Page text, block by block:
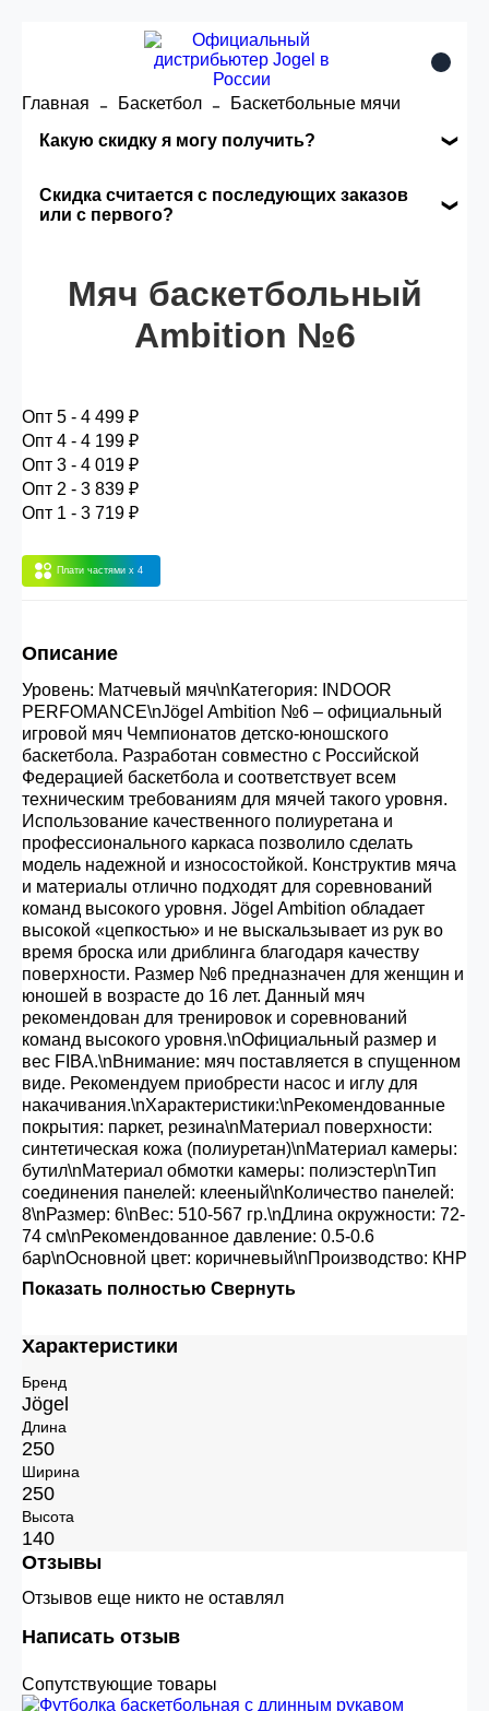
Главная Баскетбол
Баскетбольные мячи
Какую скидку я могу получить?
заказа, общая сумма заказа считается по
розничной цене
Опт 4(30%) -
30.000 рублей.
Опт 3(33%)
200.000 рублей.
Опт 1(38%) -сумма всех заказов за 6 месяцев -
400.000 рублей.
Скидка считается с последующих заказов
или с первого?
автоматически активизируется в корзине вашего
заказа.
Мяч баскетбольный
Ambition №6
Опт 5 - 4 499 ₽
Опт 4 - 4 199 ₽
Опт 3 - 4 019 ₽
Опт 2 - 3 839 ₽
Опт 1 - 3 719 ₽
Плати частями x 4
Описание
Уровень: Матчевый мяч\nКатегория: INDOOR
PERFOMANCE\nJögel Ambition №6 – официальный
игровой мяч Чемпионатов детско-юношского
баскетбола. Разработан совместно с Российской
Федерацией баскетбола и соответствует всем
техническим требованиям для мячей такого уровня.
Использование качественного полиуретана и
профессионального каркаса позволило сделать
модель надежной и износостойкой. Конструктив мяча
и материалы отлично подходят для соревнований
команд высокого уровня. Jögel Ambition обладает
высокой «цепкостью» и не выскальзывает из рук во
время броска или дриблинга благодаря качеству
поверхности. Размер №6 предназначен для женщин и
юношей в возрасте до 16 лет. Данный мяч
рекомендован для тренировок и соревнований
команд высокого уровня.\nОфициальный размер и
вес FIBA.\nВнимание: мяч поставляется в спущенном
виде. Рекомендуем приобрести насос и иглу для
накачивания.\nХарактеристики:\nРекомендованные
покрытия: паркет, резина\nМатериал поверхности:
синтетическая кожа (полиуретан)\nМатериал камеры:
бутил\nМатериал обмотки камеры: полиэстер\nТип
соединения панелей: клееный\nКоличество панелей:
8\nРазмер: 6\nВес: 510-567 гр.\nДлина окружности: 72-
74 см\nРекомендованное давление: 0.5-0.6
бар\nОсновной цвет: коричневый\nПроизводство: КНР
Показать полностью Свернуть
Характеристики
Бренд
Jögel
Длина
250
Ширина
250
Высота
140
Отзывы
Отзывов еще никто не оставлял
Написать отзыв
Сопутствующие товары